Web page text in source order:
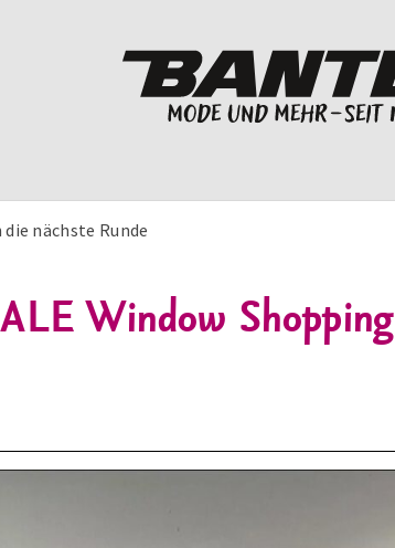
nächste Runde
Window Shopping